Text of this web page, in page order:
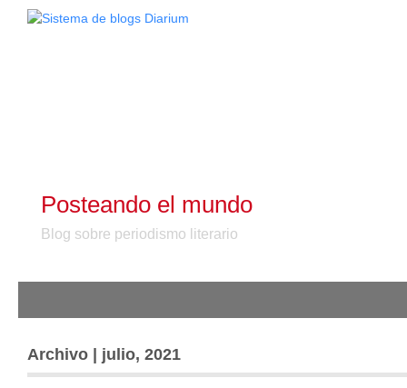
Posteando el mundo
Blog sobre periodismo literario
Archivo | julio, 2021